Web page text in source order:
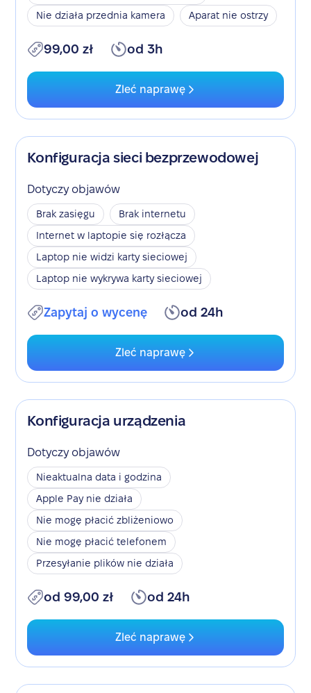
Nie działa przednia kamera
Aparat nie ostrzy
99,00 zł od 3h
Zleć naprawę
Konfiguracja sieci bezprzewodowej
Dotyczy objawów
Brak zasięgu
Brak internetu
Internet w laptopie się rozłącza
Laptop nie widzi karty sieciowej
Laptop nie wykrywa karty sieciowej
Zapytaj o wycenę od 24h
Zleć naprawę
Konfiguracja urządzenia
Dotyczy objawów
Nieaktualna data i godzina
Apple Pay nie działa
Nie mogę płacić zbliżeniowo
Nie mogę płacić telefonem
Przesyłanie plików nie działa
od 99,00 zł od 24h
Zleć naprawę